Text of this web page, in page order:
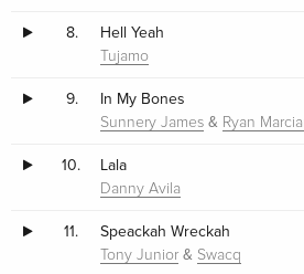
8. Hell Yeah
Tujamo
9. In My Bones
Sunnery James & Ryan
10. Lala
Danny Avila
11. Speackah Wreckah
Tony Junior & Swacq